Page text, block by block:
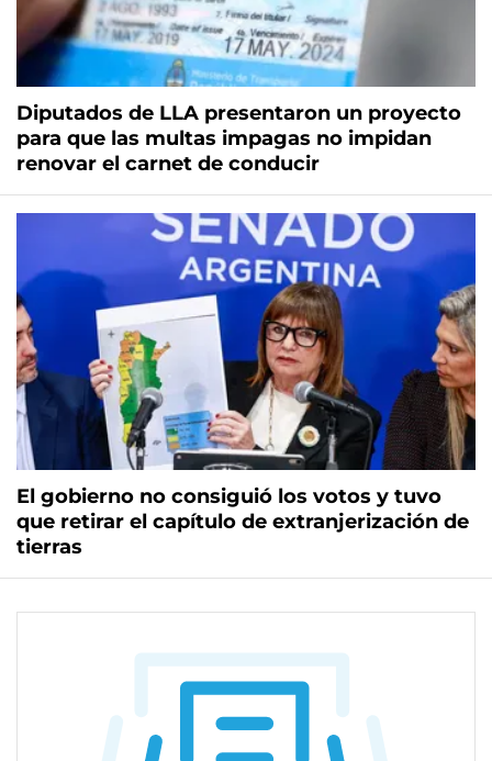
Diputados de LLA presentaron un proyecto
para que las multas impagas no impidan
renovar el carnet de conducir
El gobierno no consiguió los votos y tuvo
que retirar el capítulo de extranjerización de
tierras